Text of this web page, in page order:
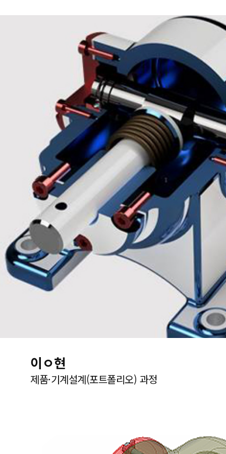
이ㅇ현
제품·기계설계(포트폴리오) 과정